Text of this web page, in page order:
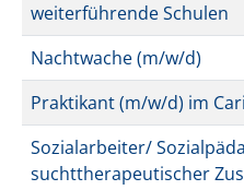
weiterführende Schulen
Nachtwache (m/w/d)
Praktikant (m/w/d) im
Sozialarbeiter/
suchttherapeutischer